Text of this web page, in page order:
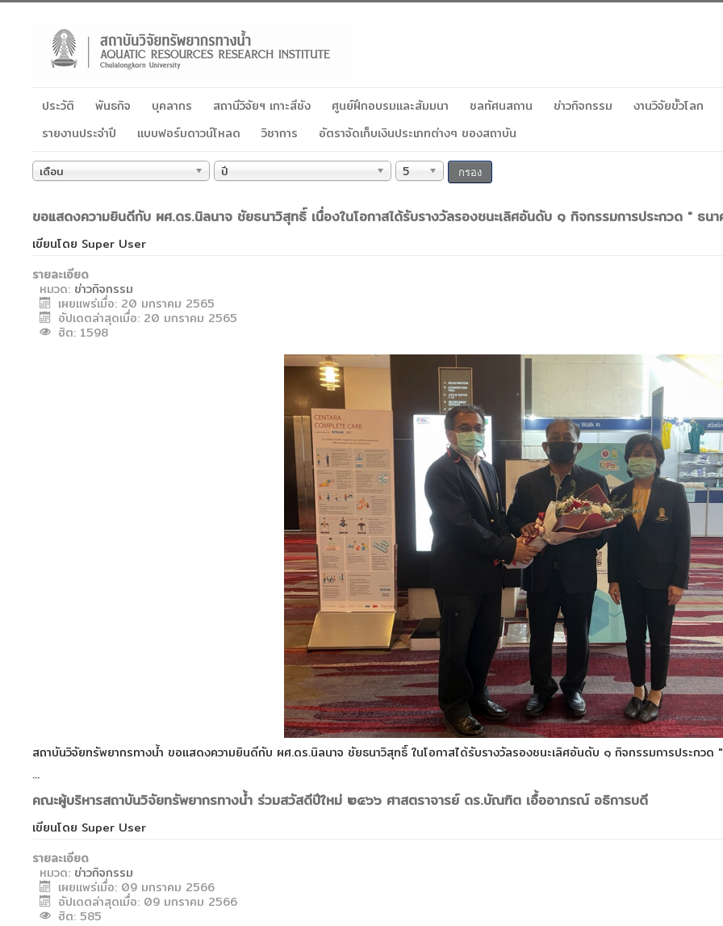
ประวัติ พันธกิจ บุคลากร สถานีวิจัยฯ เกาะสีชัง ศูนย์ฝึกอบรมและสัมมนา ชลทัศนสถาน ข่าวกิจกรรม
งานวิจัยขั้วโลก
รายงานประจำปี
แบบฟอร์มดาวน์โหลด วิชาการ อัตราจัดเก็บเงินประเภทต่างๆ ของสถาบัน
เดือน ปี 5 กรอง
ขอแสดงความยินดีกับ ผศ.ดร.นิลนาจ ชัยธนาวิสุทธิ์ เนื่องในโอกาสได้รับรางวัลรองชนะเลิศอันดับ ๑ กิจกรรมการประกวด " ธน
เขียนโดย Super User
รายละเอียด
หมวด: ข่าวกิจกรรม
เผยแพร่เมื่อ: 20 มกราคม 2565
อัปเดตล่าสุดเมื่อ: 20 มกราคม 2565
ฮิต: 1598
สถาบันวิจัยทรัพยากรทางน้ำ ขอแสดงความยินดีกับ ผศ.ดร.นิลนาจ ชัยธนาวิสุทธิ์ ในโอกาสได้รับรางวัลรองชนะเลิศอันดับ ๑ กิจกรรมการประกวด
...
คณะผู้บริหารสถาบันวิจัยทรัพยากรทางน้ำ ร่วมสวัสดีปีใหม่ ๒๕๖๖ ศาสตราจารย์ ดร.บัณฑิต เอื้ออาภรณ์ อธิการบดี
เขียนโดย Super User
รายละเอียด
หมวด: ข่าวกิจกรรม
เผยแพร่เมื่อ: 09 มกราคม 2566
อัปเดตล่าสุดเมื่อ: 09 มกราคม 2566
ฮิต: 585